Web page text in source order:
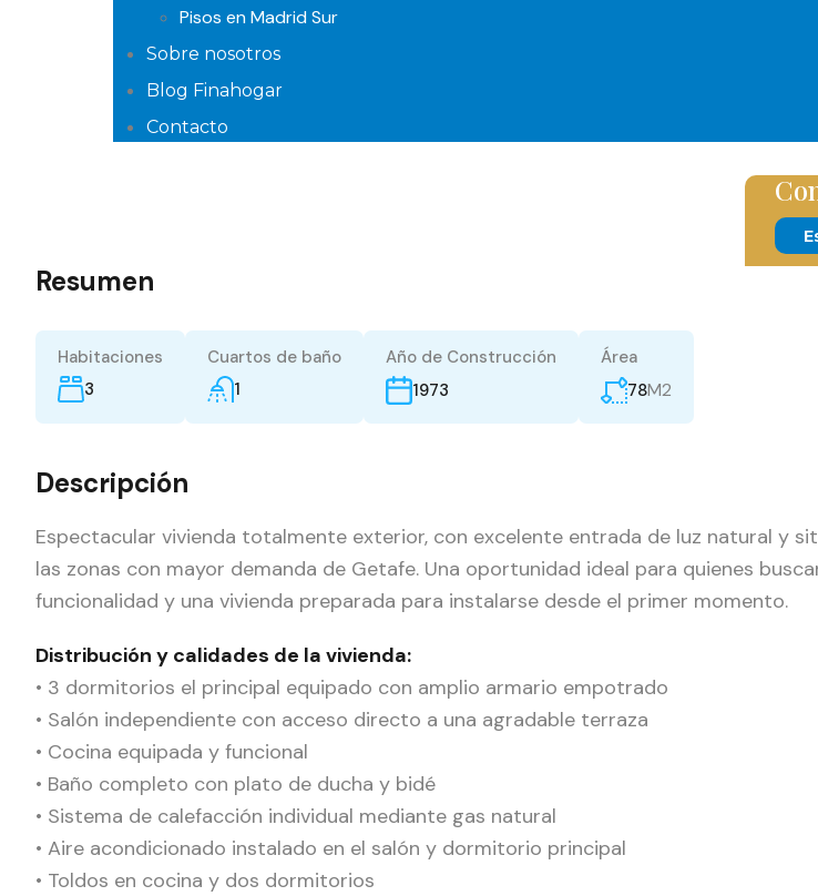
Pisos en Madrid Sur
Sobre nosotros
Blog Finahogar
Contacto
Resumen
Habitaciones
3
Cuartos de baño
1
Año de Construcción
1973
Área
78M2
Descripción
Espectacular vivienda totalmente exterior, con excelente entrada de luz natural y
las zonas con mayor demanda de Getafe. Una oportunidad ideal para quienes
funcionalidad y una vivienda preparada para instalarse desde el primer momento.
Distribución y calidades de la vivienda:
• 3 dormitorios el principal equipado con amplio armario empotrado
• Salón independiente con acceso directo a una agradable terraza
• Cocina equipada y funcional
• Baño completo con plato de ducha y bidé
• Sistema de calefacción individual mediante gas natural
• Aire acondicionado instalado en el salón y dormitorio principal
• Toldos en cocina y dos dormitorios